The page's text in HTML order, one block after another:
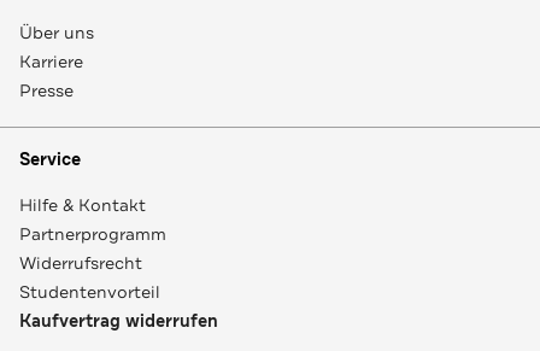
Über uns
Karriere
Presse
Service
Hilfe & Kontakt
Partnerprogramm
Widerrufsrecht
Studentenvorteil
Kaufvertrag widerrufen